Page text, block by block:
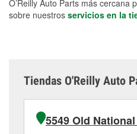
O’Reilly Auto Parts más cercana
sobre nuestros servicios en la
Tiendas O'Reilly Auto
5549 Old